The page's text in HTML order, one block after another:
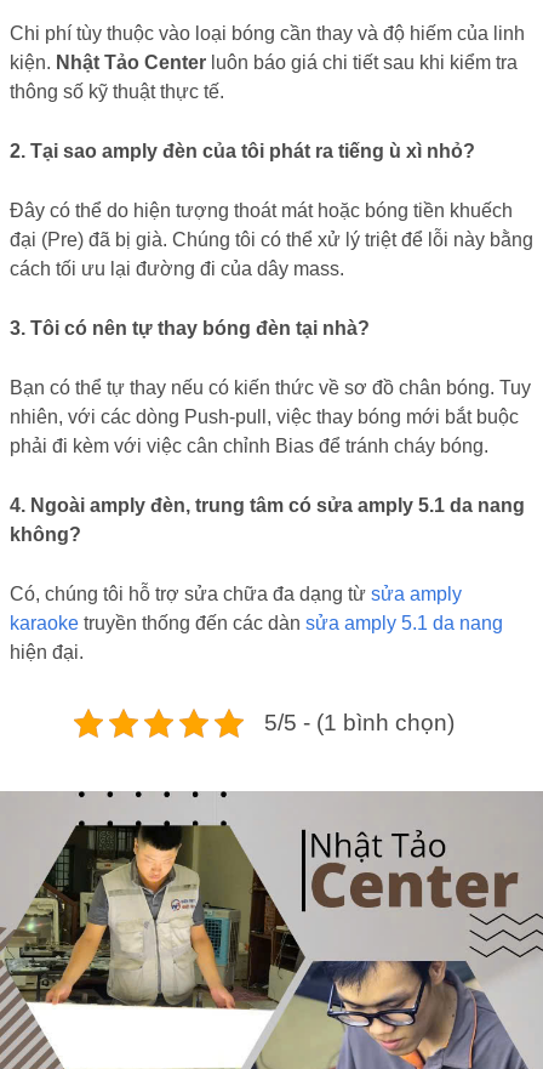
Chi phí tùy thuộc vào loại bóng cần thay và độ hiếm của linh
kiện. Nhật Tảo Center luôn báo giá chi tiết sau khi kiểm tra
thông số kỹ thuật thực tế.
2. Tại sao amply đèn của tôi phát ra tiếng ù xì nhỏ?
Đây có thể do hiện tượng thoát mát hoặc bóng tiền khuếch
đại (Pre) đã bị già. Chúng tôi có thể xử lý triệt để lỗi này bằng
cách tối ưu lại đường đi của dây mass.
3. Tôi có nên tự thay bóng đèn tại nhà?
Bạn có thể tự thay nếu có kiến thức về sơ đồ chân bóng. Tuy
nhiên, với các dòng Push-pull, việc thay bóng mới bắt buộc
phải đi kèm với việc cân chỉnh Bias để tránh cháy bóng.
4. Ngoài amply đèn, trung tâm có sửa amply 5.1 da nang
không?
Có, chúng tôi hỗ trợ sửa chữa đa dạng từ sửa amply
karaoke truyền thống đến các dàn sửa amply 5.1 da nang
hiện đại.
5/5 - (1 bình chọn)